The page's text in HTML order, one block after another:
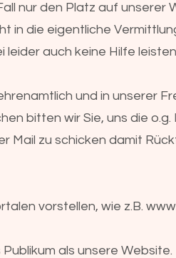
nur den Platz auf unserer
in die eigentliche
auch keine Hilfe
und in unserer
bitten wir Sie, uns die
Mail zu schicken damit
vorstellen, wie z.B.
als unsere Website.